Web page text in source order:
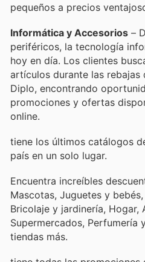
pequeños a precios
Informática y Accesorios –
periféricos, la tecnología
hoy en día. Los clientes
artículos durante las rebajas
Diplo, encontrando
promociones y ofertas
online.
tiene los últimos catálogos
país en un solo lugar.
Encuentra increíbles
Mascotas, Juguetes y
Bricolaje y jardinería,
Supermercados, Perfumería
tiendas más.